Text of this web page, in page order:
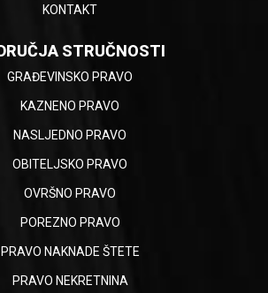
KONTAKT
STRUČNOSTI
GRAĐEVINSKO PRAVO
KAZNENO PRAVO
NASLJEDNO PRAVO
OBITELJSKO PRAVO
OVRŠNO PRAVO
POREZNO PRAVO
PRAVO NAKNADE ŠTETE
PRAVO NEKRETNINA